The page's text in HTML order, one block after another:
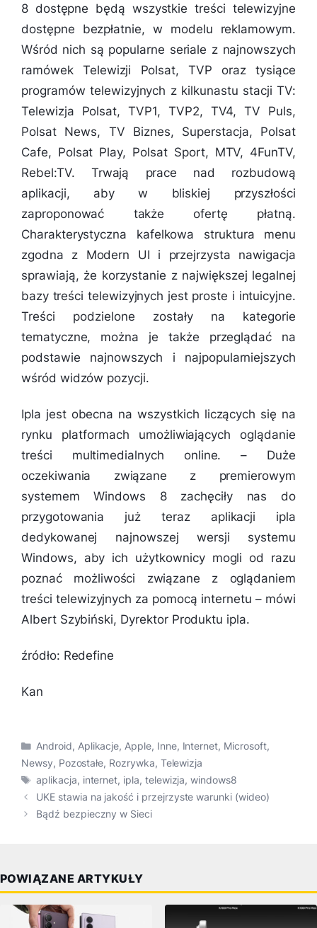
8 dostępne będą wszystkie treści telewizyjne
dostępne bezpłatnie, w modelu reklamowym.
Wśród nich są popularne seriale z najnowszych
ramówek Telewizji Polsat, TVP oraz tysiące
programów telewizyjnych z kilkunastu stacji TV:
Telewizja Polsat, TVP1, TVP2, TV4, TV Puls,
Polsat News, TV Biznes, Superstacja, Polsat
Cafe, Polsat Play, Polsat Sport, MTV, 4FunTV,
Rebel:TV. Trwają prace nad rozbudową
aplikacji, aby w bliskiej przyszłości
zaproponować także ofertę płatną.
Charakterystyczna kafelkowa struktura menu
zgodna z Modern UI i przejrzysta nawigacja
sprawiają, że korzystanie z największej legalnej
bazy treści telewizyjnych jest proste i intuicyjne.
Treści podzielone zostały na kategorie
tematyczne, można je także przeglądać na
podstawie najnowszych i najpopularniejszych
wśród widzów pozycji.
Ipla jest obecna na wszystkich liczących się na
rynku platformach umożliwiających oglądanie
treści multimedialnych online. – Duże
oczekiwania związane z premierowym
systemem Windows 8 zachęciły nas do
przygotowania już teraz aplikacji ipla
dedykowanej najnowszej wersji systemu
Windows, aby ich użytkownicy mogli od razu
poznać możliwości związane z oglądaniem
treści telewizyjnych za pomocą internetu – mówi
Albert Szybiński, Dyrektor Produktu ipla.
źródło: Redefine
Kan
Kategorie
Android, Aplikacje, Apple, Inne, Internet, Microsoft,
Newsy, Pozostałe, Rozrywka, Telewizja
Tagi
aplikacja, internet, ipla, telewizja,windows8
UKE stawia na jakość i przejrzyste warunki (wideo)
Bądź bezpieczny w Sieci
POWIĄZANE ARTYKUŁY